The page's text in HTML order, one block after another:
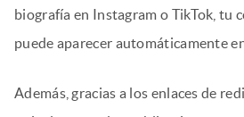
biografía en Instagram o TikTok, tu
puede aparecer automáticamente
Además, gracias a los enlaces de